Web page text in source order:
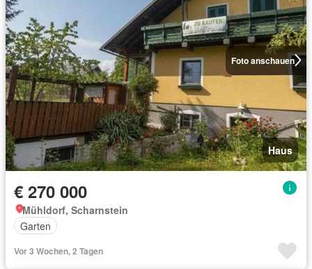
Foto anschauen
Haus
€ 270 000
Mühldorf, Scharnstein
Garten
Vor 3 Wochen, 2 Tagen